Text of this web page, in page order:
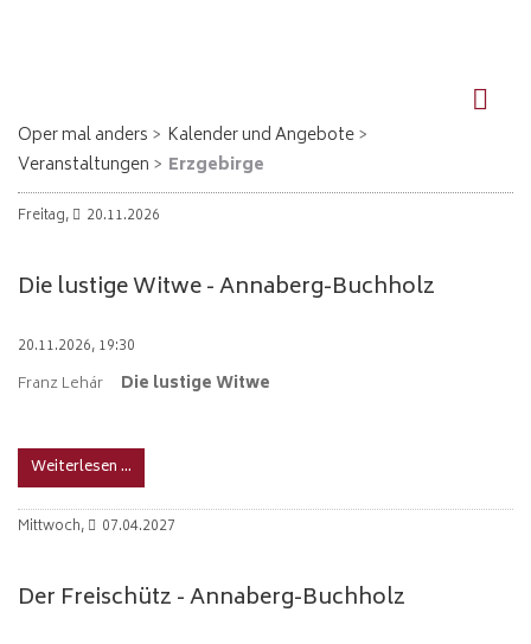
Oper mal anders
Kalender und Angebote
Veranstaltungen
Erzgebirge
Freitag, 20.11.2026
Die lustige Witwe - Annaberg-Buchholz
20.11.2026, 19:30
Franz Lehár Die lustige Witwe
Weiterlesen …
Mittwoch, 07.04.2027
Der Freischütz - Annaberg-Buchholz